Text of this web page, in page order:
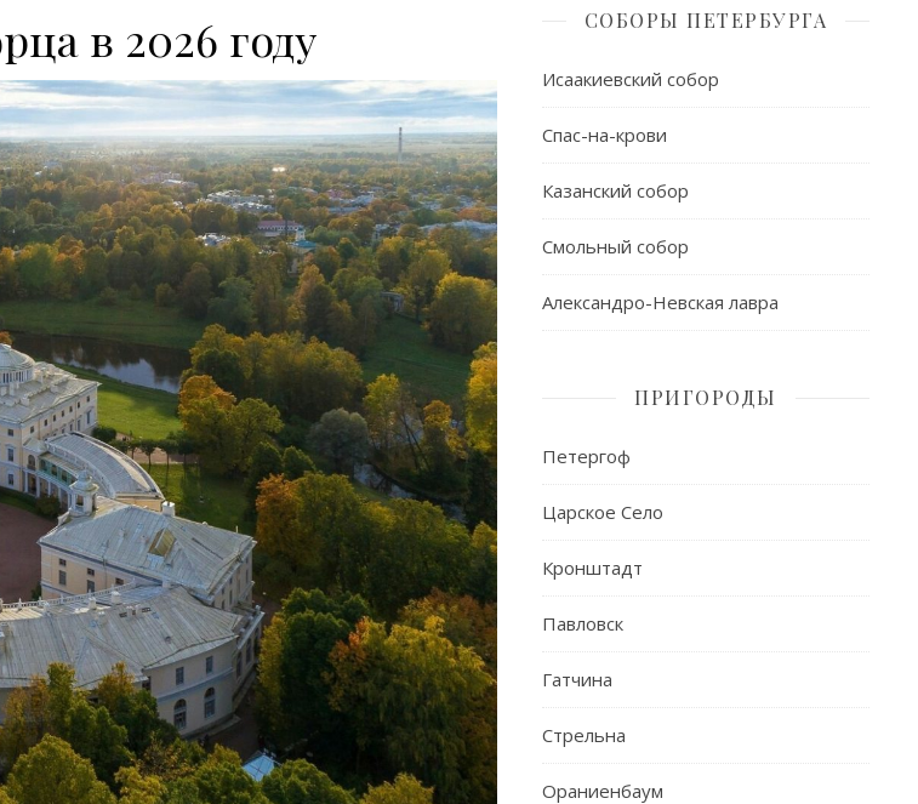
в 2026 году СОБОРЫ ПЕТЕРБУРГА
Исаакиевский собор
Спас-на-крови
Казанский собор
Смольный собор
Александро-Невская лавра
ПРИГОРОДЫ
Петергоф
Царское Село
Кронштадт
Павловск
Гатчина
Стрельна
Ораниенбаум